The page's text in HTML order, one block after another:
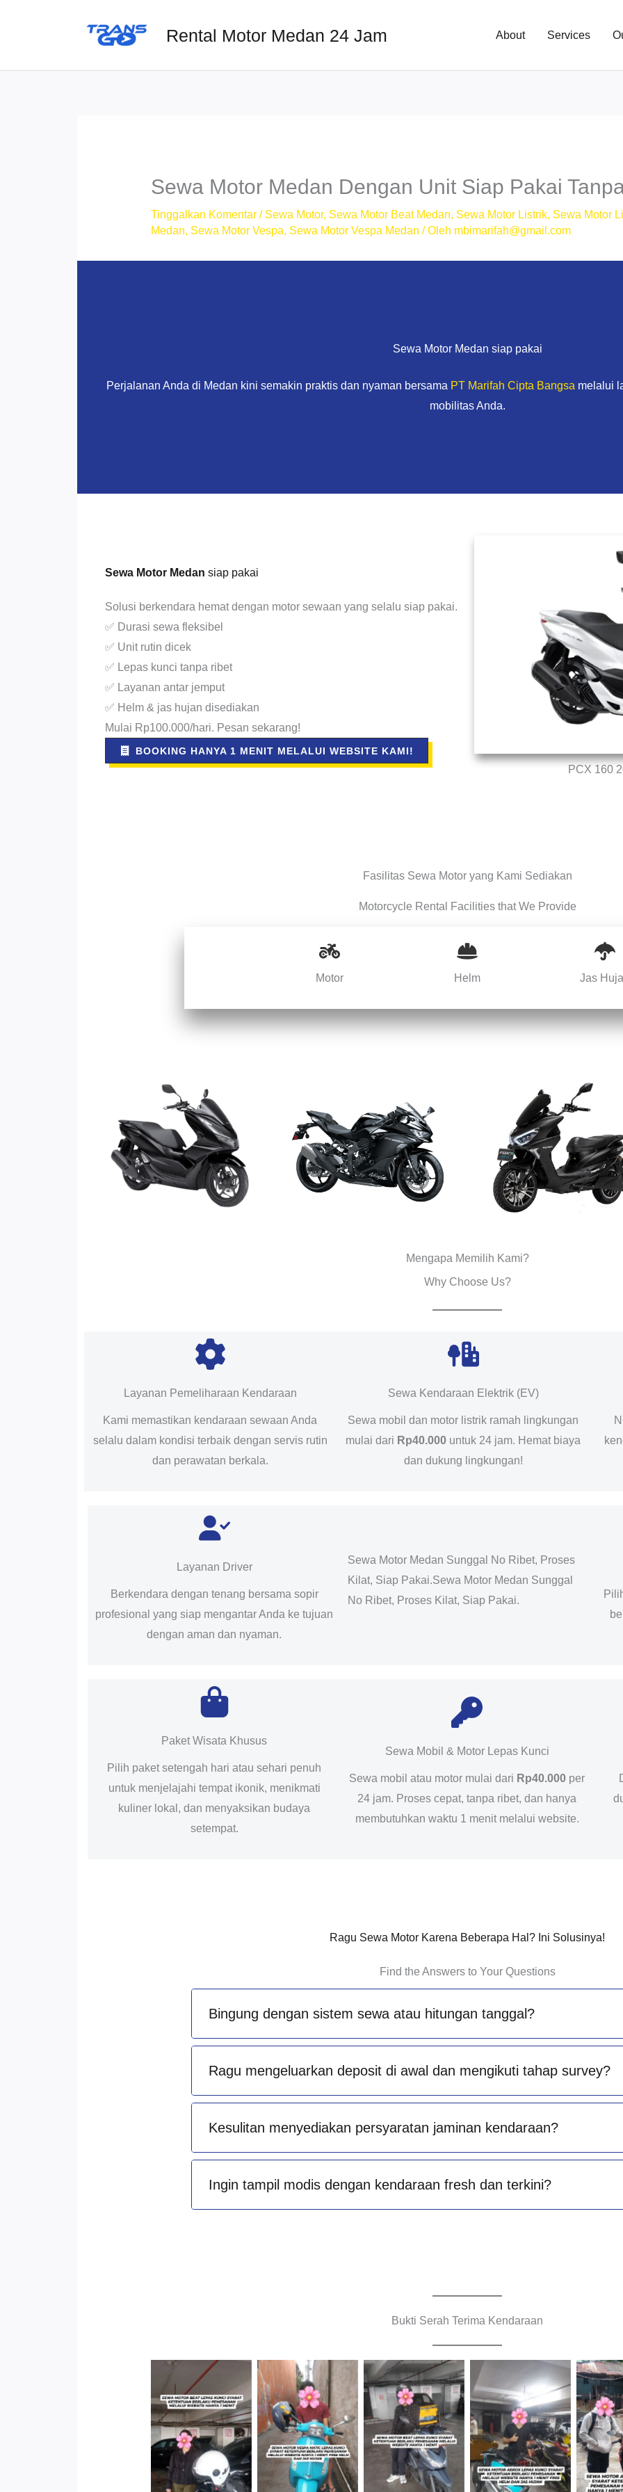
Rental Motor Medan 24 Jam About Services
Sewa Motor Medan Dengan Unit Siap Pakai
Tinggalkan Komentar / Sewa Motor, Sewa Motor Beat Medan, Sewa Motor Listrik, Sewa Motor
Medan, Sewa Motor Vespa, Sewa Motor Vespa Medan / Oleh mbimarifah@gmail.com
Sewa Motor Medan siap pakai
Perjalanan Anda di Medan kini semakin praktis dan nyaman bersama PT Marifah Cipta Bangsa melalui
mobilitas Anda.
Sewa Motor Medan siap pakai
Solusi berkendara hemat dengan motor sewaan yang selalu siap pakai.
✅ Durasi sewa fleksibel
✅ Unit rutin dicek
✅ Lepas kunci tanpa ribet
✅ Layanan antar jemput
✅ Helm & jas hujan disediakan
Mulai Rp100.000/hari. Pesan sekarang!
BOOKING HANYA 1 MENIT MELALUI WEBSITE KAMI!
PCX 160
Fasilitas Sewa Motor yang Kami Sediakan
Motorcycle Rental Facilities that We Provide
Motor Helm Jas
Mengapa Memilih Kami?
Why Choose Us?
Layanan Pemeliharaan Kendaraan
Kami memastikan kendaraan sewaan Anda
selalu dalam kondisi terbaik dengan servis rutin
dan perawatan berkala.
Sewa Kendaraan Elektrik (EV)
Sewa mobil dan motor listrik ramah lingkungan
mulai dari Rp40.000 untuk 24 jam. Hemat biaya
dan dukung lingkungan!
Layanan Driver
Berkendara dengan tenang bersama sopir
profesional yang siap mengantar Anda ke tujuan
dengan aman dan nyaman.
Sewa Motor Medan Sunggal No Ribet, Proses
Kilat, Siap Pakai.Sewa Motor Medan Sunggal
No Ribet, Proses Kilat, Siap Pakai.
Paket Wisata Khusus
Pilih paket setengah hari atau sehari penuh
untuk menjelajahi tempat ikonik, menikmati
kuliner lokal, dan menyaksikan budaya
setempat.
Sewa Mobil & Motor Lepas Kunci
Sewa mobil atau motor mulai dari Rp40.000 per
24 jam. Proses cepat, tanpa ribet, dan hanya
membutuhkan waktu 1 menit melalui website.
Ragu Sewa Motor Karena Beberapa Hal? Ini Solusinya!
Find the Answers to Your Questions
Bingung dengan sistem sewa atau hitungan tanggal?
Ragu mengeluarkan deposit di awal dan mengikuti tahap survey?
Kesulitan menyediakan persyaratan jaminan kendaraan?
Ingin tampil modis dengan kendaraan fresh dan terkini?
Bukti Serah Terima Kendaraan
Cityplaza
Jatinegara
Gedung Parkir
P6A
Antar Jemput
Kendaraan
Cityplaza
Jatinegara
Gedung Parkir
P6A
Cityplaza
Jatinegara
Gedung Parkir
P6A